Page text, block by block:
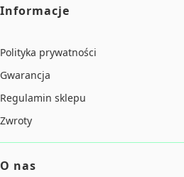
Informacje
Polityka prywatności
Gwarancja
Regulamin sklepu
Zwroty
O nas